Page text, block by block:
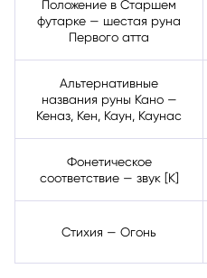
Положение в Старшем
футарке — шестая руна
Первого атта
Альтернативные
названия руны Кано —
Кеназ, Кен, Каун, Каунас
Фонетическое
соответствие — звук [К]
Стихия — Огонь